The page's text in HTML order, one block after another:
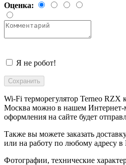
Оценка:
Я не робот!
Wi-Fi терморегулятор Terneo RZX
Москва можно в нашем Интернет-
оформления на сайте будет
Также вы можете заказать
или на работу по любому адресу в
Фотографии, технические